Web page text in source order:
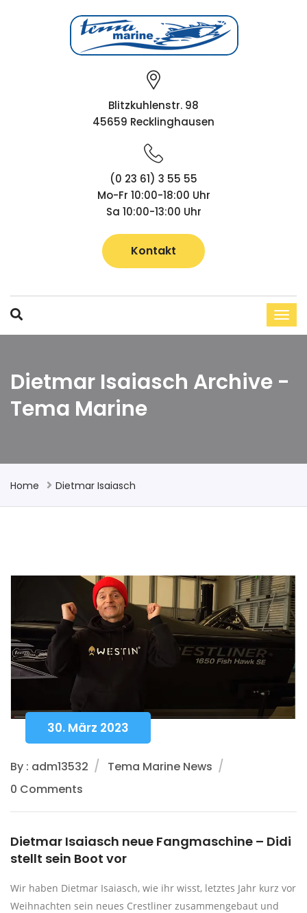
Blitzkuhlenstr. 98
45659 Recklinghausen
(0 23 61) 3 55 55
Mo-Fr 10:00-18:00 Uhr
Sa 10:00-13:00 Uhr
Kontakt
Dietmar Isaiasch Archive -
Tema Marine
Home Dietmar Isaiasch
30. März 2023
By : adm13532
Tema Marine News
0 Comments
Dietmar Isaiasch neue Fangmaschine – Didi
stellt sein Boot vor
Wir haben Dietmar Isaiasch, wie ihr wisst, letztes Jahr kurz vor
Weihnachten sein neues Crestliner zusammengebaut und